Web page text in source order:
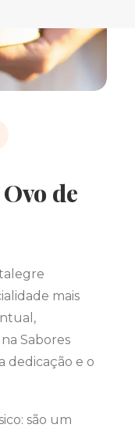
de
mais
Sabores
dedicação e o
são um